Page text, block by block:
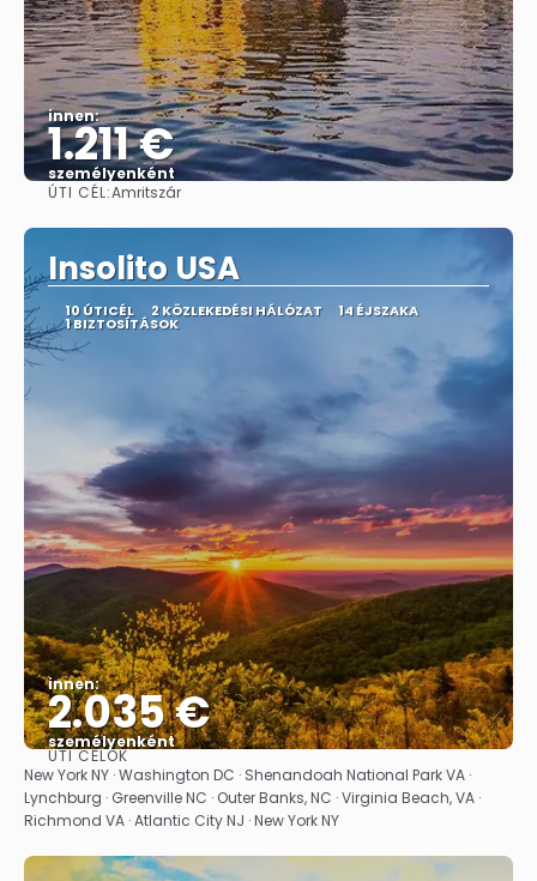
innen:
1.211 €
személyenként
ÚTI CÉL:Amritszár
Insolito USA
10 ÚTICÉL 2 KÖZLEKEDÉSI HÁLÓZAT 14 ÉJSZAKA
1 BIZTOSÍTÁSOK
innen:
2.035 €
személyenként
Megnézem
ÚTI CÉLOK
New York NY · Washington DC · Shenandoah National Park VA ·
Lynchburg · Greenville NC · Outer Banks, NC · Virginia Beach, VA ·
Richmond VA · Atlantic City NJ · New York NY